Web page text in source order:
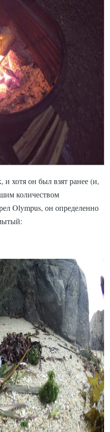
и хотя он был взят ранее (и,
количеством
Olympus, он определенно